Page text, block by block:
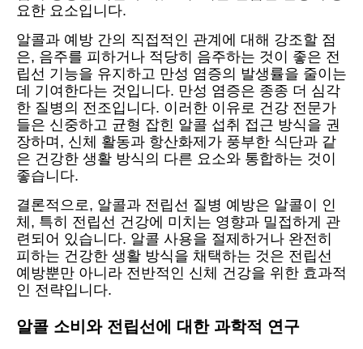
요한 요소입니다.
알콜과 예방 간의 직접적인 관계에 대해 강조할 점
은, 음주를 피하거나 적당히 음주하는 것이 좋은 전
립선 기능을 유지하고 만성 염증의 발생률을 줄이는
데 기여한다는 것입니다. 만성 염증은 종종 더 심각
한 질병의 전조입니다. 이러한 이유로 건강 전문가
들은 신중하고 균형 잡힌 알콜 섭취 접근 방식을 권
장하며, 신체 활동과 항산화제가 풍부한 식단과 같
은 건강한 생활 방식의 다른 요소와 통합하는 것이
좋습니다.
결론적으로, 알콜과 전립선 질병 예방은 알콜이 인
체, 특히 전립선 건강에 미치는 영향과 밀접하게 관
련되어 있습니다. 알콜 사용을 절제하거나 완전히
피하는 건강한 생활 방식을 채택하는 것은 전립선
예방뿐만 아니라 전반적인 신체 건강을 위한 효과적
인 전략입니다.
알콜 소비와 전립선에 대한 과학적 연구